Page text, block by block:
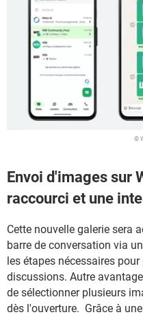
©
Envoi d'images sur
raccourci et une
Cette nouvelle galerie sera
barre de conversation via
les étapes nécessaires
discussions. Autre
de sélectionner plusieurs
dès l'ouverture. Grâce à